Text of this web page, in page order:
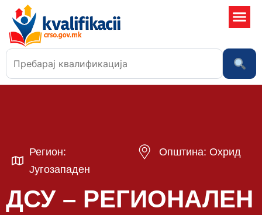
Регион:
Југозападен
Општина: Охрид
ДСУ – РЕГИОНАЛЕН